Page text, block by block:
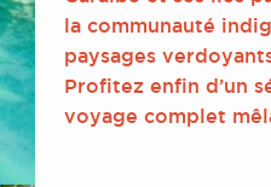
la communauté
paysages
Profitez enfin d’un
voyage complet